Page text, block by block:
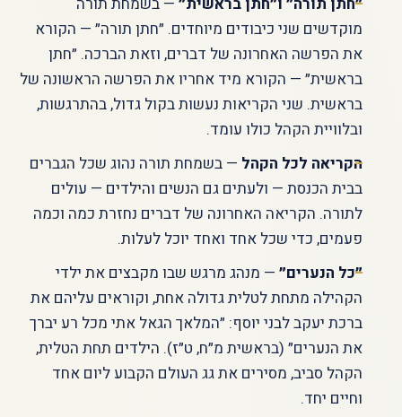
מוקדשים שני כיבודים מיוחדים. ״חתן תורה״ — הקורא
את הפרשה האחרונה של דברים, וזאת הברכה. ״חתן
בראשית״ — הקורא מיד אחריו את הפרשה הראשונה של
בראשית. שני הקריאות נעשות בקול גדול, בהתרגשות,
ובלוויית הקהל כולו עומד.
הקריאה לכל הקהל — בשמחת תורה נהוג שכל הגברים
בבית הכנסת — ולעתים גם הנשים והילדים — עולים
לתורה. הקריאה האחרונה של דברים נחזרת כמה וכמה
פעמים, כדי שכל אחד ואחד יוכל לעלות.
״כל הנערים״ — מנהג מרגש שבו מקבצים את ילדי
הקהילה מתחת לטלית גדולה אחת, וקוראים עליהם את
ברכת יעקב לבני יוסף: ״המלאך הגאל אתי מכל רע יברך
את הנערים״ (בראשית מ״ח, ט״ז). הילדים תחת הטלית,
הקהל סביב, מסירים את גג העולם הקבוע ליום אחד
וחיים יחד.